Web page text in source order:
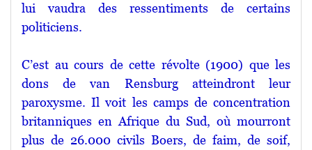
lui vaudra des ressentiments de certains
politiciens.
C’est au cours de cette révolte (1900) que les
dons de van Rensburg atteindront leur
paroxysme. Il voit les camps de concentration
britanniques en Afrique du Sud, où mourront
plus de 26.000 civils Boers, de faim, de soif,